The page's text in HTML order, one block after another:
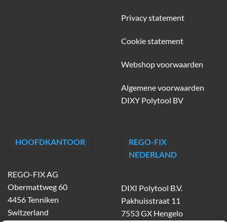
Privacy statement
Cookie statement
Webshop voorwaarden
Algemene voorwaarden
DIXY Polytool BV
HOOFDKANTOOR
REGO-FIX AG
Obermattweg 60
4456 Tenniken
Switzerland
REGO-FIX
NEDERLAND
DIXI Polytool B.V.
Pakhuisstraat 11
7553 GX Hengelo